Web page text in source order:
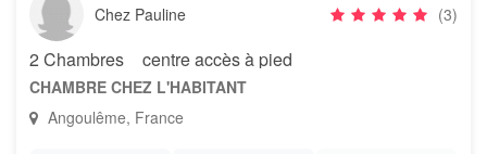
Chez Pauline (3)
2 Chambres _ centre accès à pied
CHAMBRE CHEZ L'HABITANT
Angoulême, France